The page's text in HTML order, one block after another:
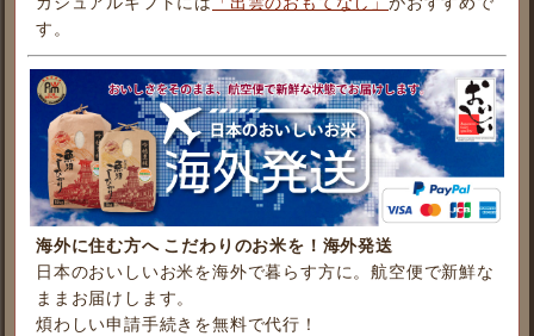
す。
海外に住む方へ こだわりのお米を！海外発送
日本のおいしいお米を海外で暮らす方に。航空便で新鮮な
ままお届けします。
煩わしい申請手続きを無料で代行！